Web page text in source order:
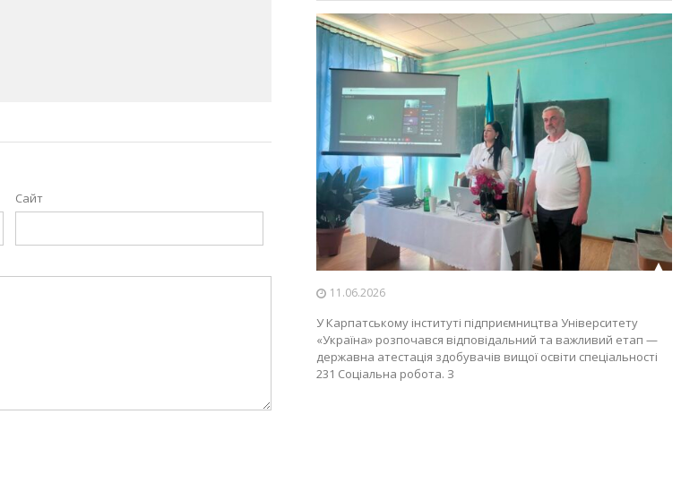
Сайт
11.06.2026
У Карпатському інституті підприємництва Університету
«Україна» розпочався відповідальний та важливий етап —
державна атестація здобувачів вищої освіти спеціальності
231 Соціальна робота. З